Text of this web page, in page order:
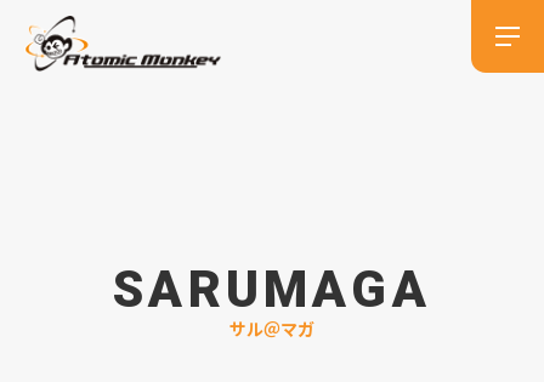
SARUMAGA
サル＠マガ